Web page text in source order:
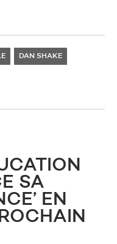
DAN SHAKE
SA
EN